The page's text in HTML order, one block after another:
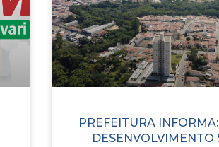
PREFEITURA
DESENVOLVIMENTO